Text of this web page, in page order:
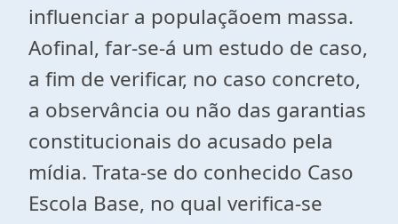
influenciar a populaçãoem massa.
Aofinal, far-se-á um estudo de caso,
a fim de verificar, no caso concreto,
a observância ou não das garantias
constitucionais do acusado pela
mídia. Trata-se do conhecido Caso
Escola Base, no qual verifica-se